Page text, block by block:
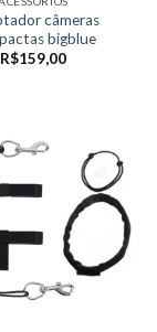
câmeras
bigblue
R$159,00